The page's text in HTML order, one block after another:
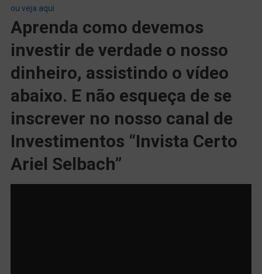
ou veja aqui
Aprenda como devemos
investir de verdade o nosso
dinheiro, assistindo o vídeo
abaixo. E não esqueça de se
inscrever no nosso canal de
Investimentos “Invista Certo
Ariel Selbach”